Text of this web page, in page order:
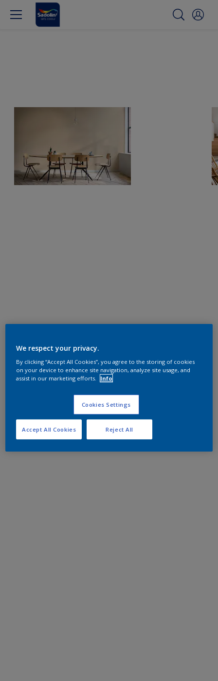
We respect your privacy.
By clicking “Accept All Cookies”, you agree to the storing of cookies
on your device to enhance site navigation, analyze site usage, and
assist in our marketing efforts.
Info
Cookies Settings
Reject All
Accept All Cookies